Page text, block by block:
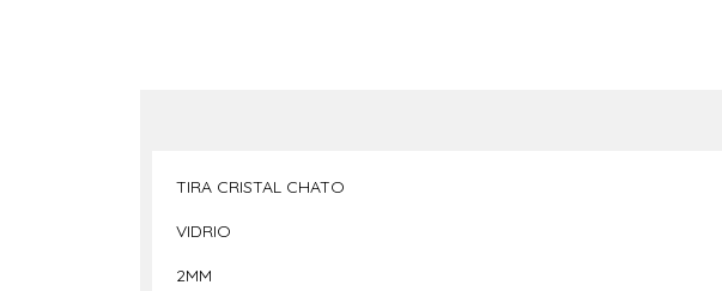
TIRA CRISTAL CHATO
VIDRIO
2MM